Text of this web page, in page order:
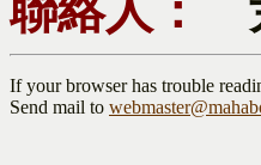
聯絡人：
If your browser has trouble
Send mail to